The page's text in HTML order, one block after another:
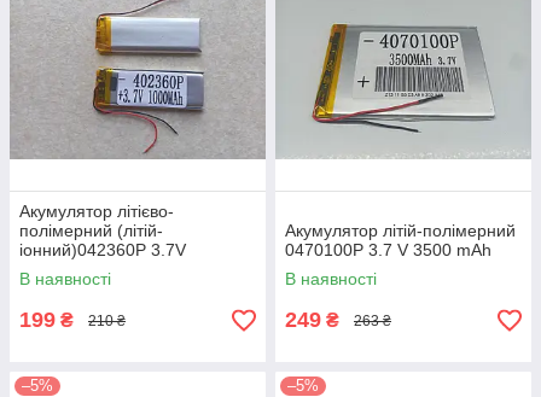
Акумулятор літієво-
полімерний (літій-
іонний)042360P 3.7V
1000mAh
В наявності
199 ₴ 210 ₴
Акумулятор літій-полімерний
0470100P 3.7 V 3500 mAh
В наявності
249 ₴ 263 ₴
–5% –5%